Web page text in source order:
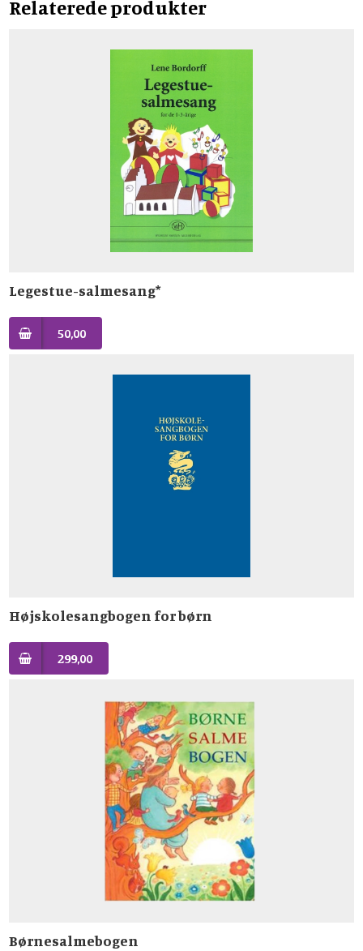
Relaterede produkter
Legestue-salmesang*
50,00
Højskolesangbogen for børn
299,00
Børnesalmebogen